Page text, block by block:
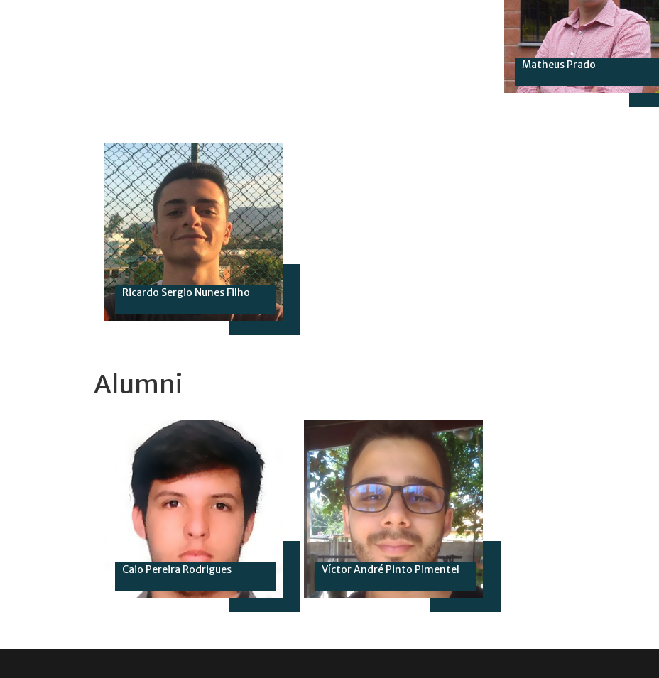
Matheus Prado
Ricardo Sergio Nunes Filho
Alumni
Caio Pereira Rodrigues Víctor André Pinto Pimentel